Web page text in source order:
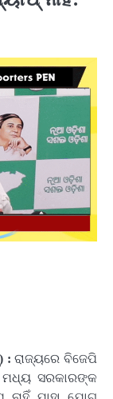
: ରାଜ୍ୟରେ ବିଜେପି
ମଧ୍ୟ ସରକାରଙ୍କ